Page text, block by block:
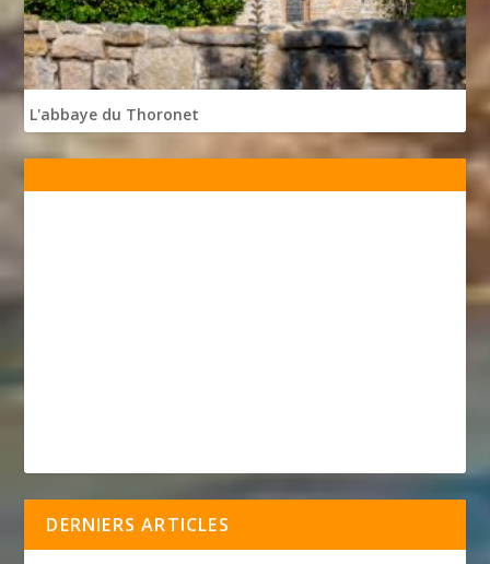
L'abbaye du Thoronet
DERNIERS ARTICLES